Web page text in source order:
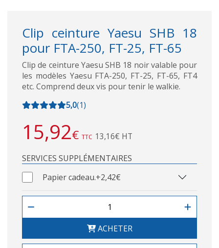
Clip ceinture Yaesu SHB 18
pour FTA-250, FT-25, FT-65
Clip de ceinture Yaesu SHB 18 noir valable pour
les modèles Yaesu FTA-250, FT-25, FT-65, FT4
etc. Comprend deux vis pour tenir le walkie.
5,0(1)
15,92€ TTC 13,16€ HT
SERVICES SUPPLÉMENTAIRES
Papier cadeau.+2,42€
ACHETER